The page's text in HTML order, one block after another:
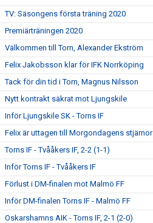
TV: Säsongens första träning 2020
Premiärträningen 2020
Välkommen till Torn, Alexander Ekström
Felix Jakobsson klar för IFK Norrköping
Tack för din tid i Torn, Magnus Nilsson
Nytt kontrakt säkrat mot Ljungskile
Inför Ljungskile SK - Torns IF
Felix är uttagen till Morgondagens stjärnor
Torns IF - Tvååkers IF, 2-2 (1-1)
Inför Torns IF - Tvååkers IF
Förlust i DM-finalen mot Malmö FF
Inför DM-finalen Torns IF - Malmö FF
Oskarshamns AIK - Torns IF, 2-1 (2-0)